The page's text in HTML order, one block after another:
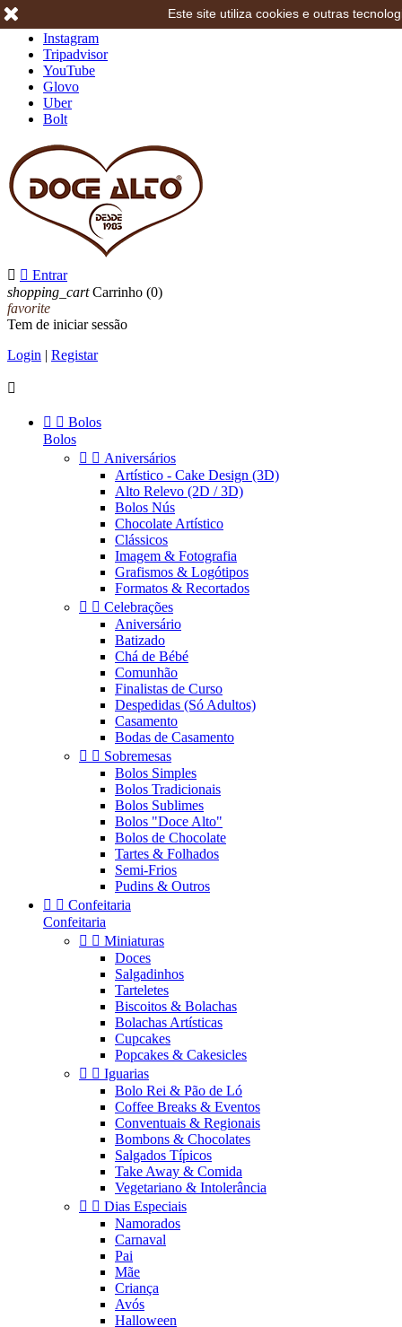
Instagram
Tripadvisor
YouTube
Glovo
Uber
Bolt
  Entrar
shopping_cart Carrinho (0)
favorite
Tem de iniciar sessão
Login | Registar

  Bolos
Bolos
  Aniversários
Artístico - Cake Design (3D)
Alto Relevo (2D / 3D)
Bolos Nús
Chocolate Artístico
Clássicos
Imagem & Fotografia
Grafismos & Logótipos
Formatos & Recortados
  Celebrações
Aniversário
Batizado
Chá de Bébé
Comunhão
Finalistas de Curso
Despedidas (Só Adultos)
Casamento
Bodas de Casamento
  Sobremesas
Bolos Simples
Bolos Tradicionais
Bolos Sublimes
Bolos "Doce Alto"
Bolos de Chocolate
Tartes & Folhados
Semi-Frios
Pudins & Outros
  Confeitaria
Confeitaria
  Miniaturas
Doces
Salgadinhos
Tarteletes
Biscoitos & Bolachas
Bolachas Artísticas
Cupcakes
Popcakes & Cakesicles
  Iguarias
Bolo Rei & Pão de Ló
Coffee Breaks & Eventos
Conventuais & Regionais
Bombons & Chocolates
Salgados Típicos
Take Away & Comida
Vegetariano & Intolerância
  Dias Especiais
Namorados
Carnaval
Pai
Mãe
Criança
Avós
Halloween
Este site utiliza cookies e outras